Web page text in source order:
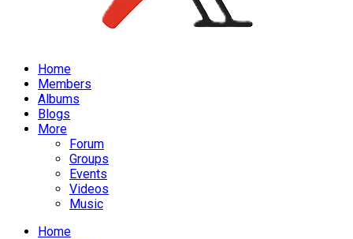
Home
Members
Albums
Blogs
More
Forum
Groups
Events
Videos
Music
Home